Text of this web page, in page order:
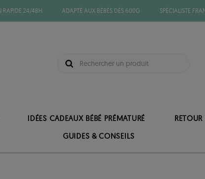
RAPIDE 24/48H ADAPTÉ AUX BÉBÉS DÈS 600G SPÉCIALISTE
IDÉES CADEAUX BÉBÉ PRÉMATURÉ
GUIDES & CONSEILS